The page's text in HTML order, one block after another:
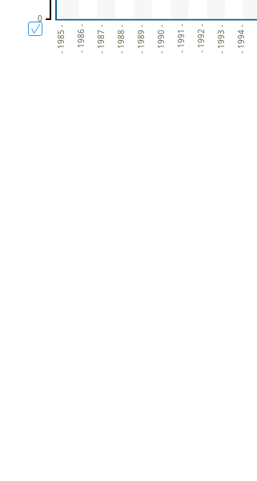
- 1985 - - 1986 - - 1987 - - 1988 - - 1989 - - 1990 - - 1991 - - 1992 - - 1993 - - 1994 -
0